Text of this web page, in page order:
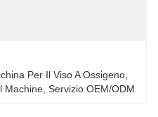
Per Il Viso A Ossigeno
Machine Servizio OEM/ODM